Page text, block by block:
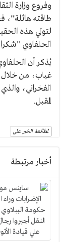
وفروع وزارة
طاقته هائلة''،
لتولي هذه
الحلفاوي
يُذكر أن
غياب، من
الفخراني،
المقبل.
لمطالعة الخبر على
أخبار مرتبطة